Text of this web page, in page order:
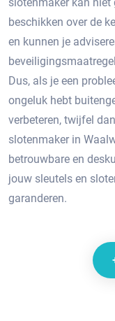
beschikken over de
en kunnen je
Dus, als je een
ongeluk hebt
verbeteren, twijfel
slotenmaker in
betrouwbare en
jouw sleutels en
garanderen.​